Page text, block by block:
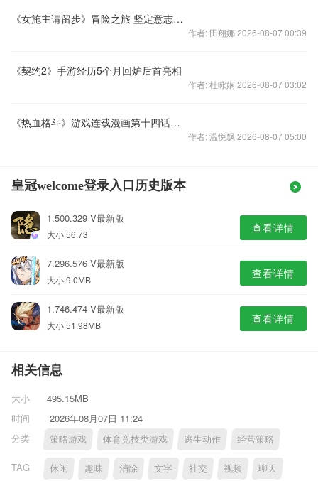
《女施主请留步》冒险之旅 坚定意志的燃烧
作者: 田翔娜 2026-08-07 00:39
《契约2》手游经历5个月回炉后首亮相
作者: 杜咏娴 2026-08-07 03:02
《热血格斗》游戏连载漫画第十四话：死局逢生
作者: 温悦飘 2026-08-07 05:00
皇冠welcome登录入口历史版本
1.500.329 V最新版
大小 56.73 查看详情
7.296.576 V最新版
大小 9.0MB 查看详情
1.746.474 V最新版
大小 51.98MB 查看详情
相关信息
大小
495.15MB
时间
2026年08月07日 11:24
分类
策略游戏 体育竞技类游戏 逃生动作 经营策略
TAG 休闲 趣味 消除 文字 社交 视频 聊天